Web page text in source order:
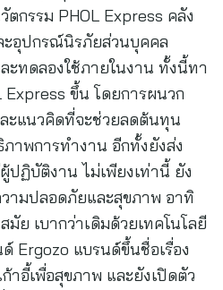
ตกรรม PHOL Express คลัง
อุปกรณ์นิรภัยส่วนบุคคล
ะทดลองใช้ภายในงาน ทั้งนี้ทา
ขึ้น โดยการผนวก
ะแนวคิดที่จะช่วยลดต้นทุน
าพการทำงาน อีกทั้งยังส่ง
ปฏิบัติงาน ไม่เพียงเท่านี้ ยัง
ามปลอดภัยและสุขภาพ อาทิ
ย เบากว่าเดิมด้วยเทคโนโลยี
Ergozo แบรนด์ขึ้นชื่อเรื่อง
าอี้เพื่อสุขภาพ และยังเปิดตัว